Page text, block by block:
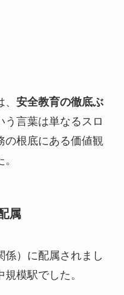
安全教育の徹底ぶ
う言葉は単なるスロ
の根底にある価値観
属
係）に配属されまし
模駅でした。